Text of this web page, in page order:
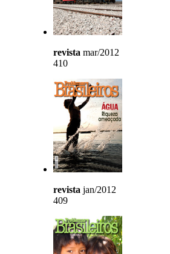
revista mar/2012
410
revista jan/2012
409